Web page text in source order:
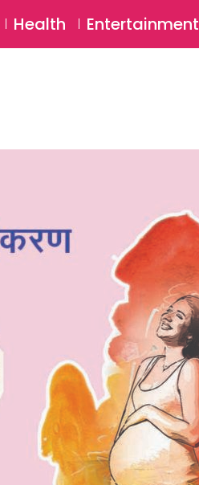
Health Entertainment